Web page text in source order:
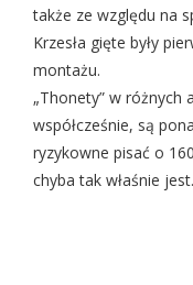
także ze względu na
Krzesła gięte były
montażu.
„Thonety” w różnych
współcześnie, są
ryzykowne pisać o
chyba tak właśnie jest.